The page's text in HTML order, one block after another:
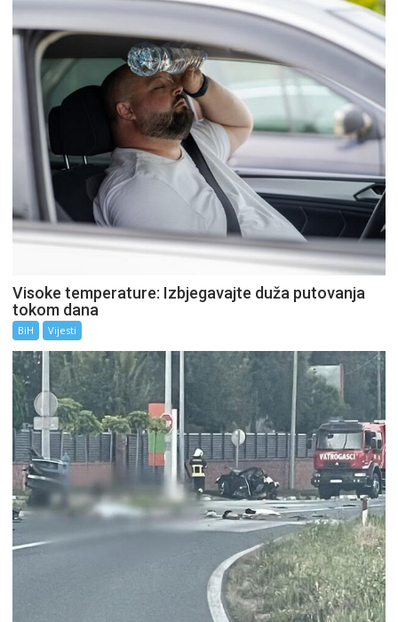
Visoke temperature: Izbjegavajte duža putovanja
tokom dana
BiH Vijesti